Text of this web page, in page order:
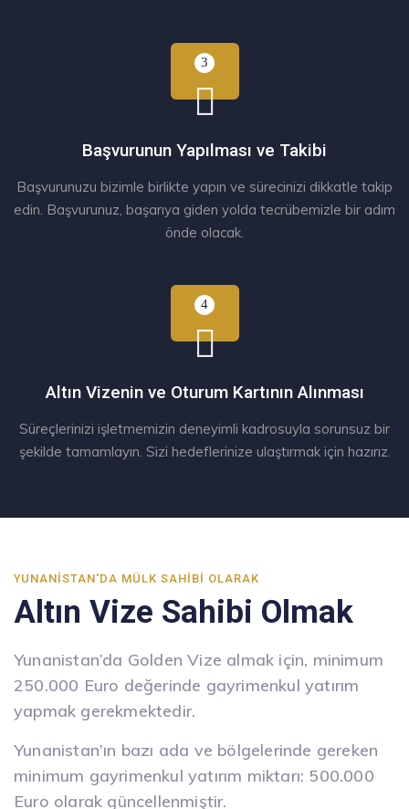
Başvurunun Yapılması ve Takibi
Başvurunuzu bizimle birlikte yapın ve sürecinizi dikkatle takip
edin. Başvurunuz, başarıya giden yolda tecrübemizle bir adım
önde olacak.
Altın Vizenin ve Oturum Kartının Alınması
Süreçlerinizi işletmemizin deneyimli kadrosuyla sorunsuz bir
şekilde tamamlayın. Sizi hedeflerinize ulaştırmak için hazırız.
YUNANISTAN'DA MÜLK SAHIBI OLARAK
Altın Vize Sahibi Olmak
Yunanistan’da Golden Vize almak için, minimum
250.000 Euro değerinde gayrimenkul yatırım
yapmak gerekmektedir.
Yunanistan’ın bazı ada ve bölgelerinde gereken
minimum gayrimenkul yatırım miktarı: 500.000
Euro olarak güncellenmiştir.